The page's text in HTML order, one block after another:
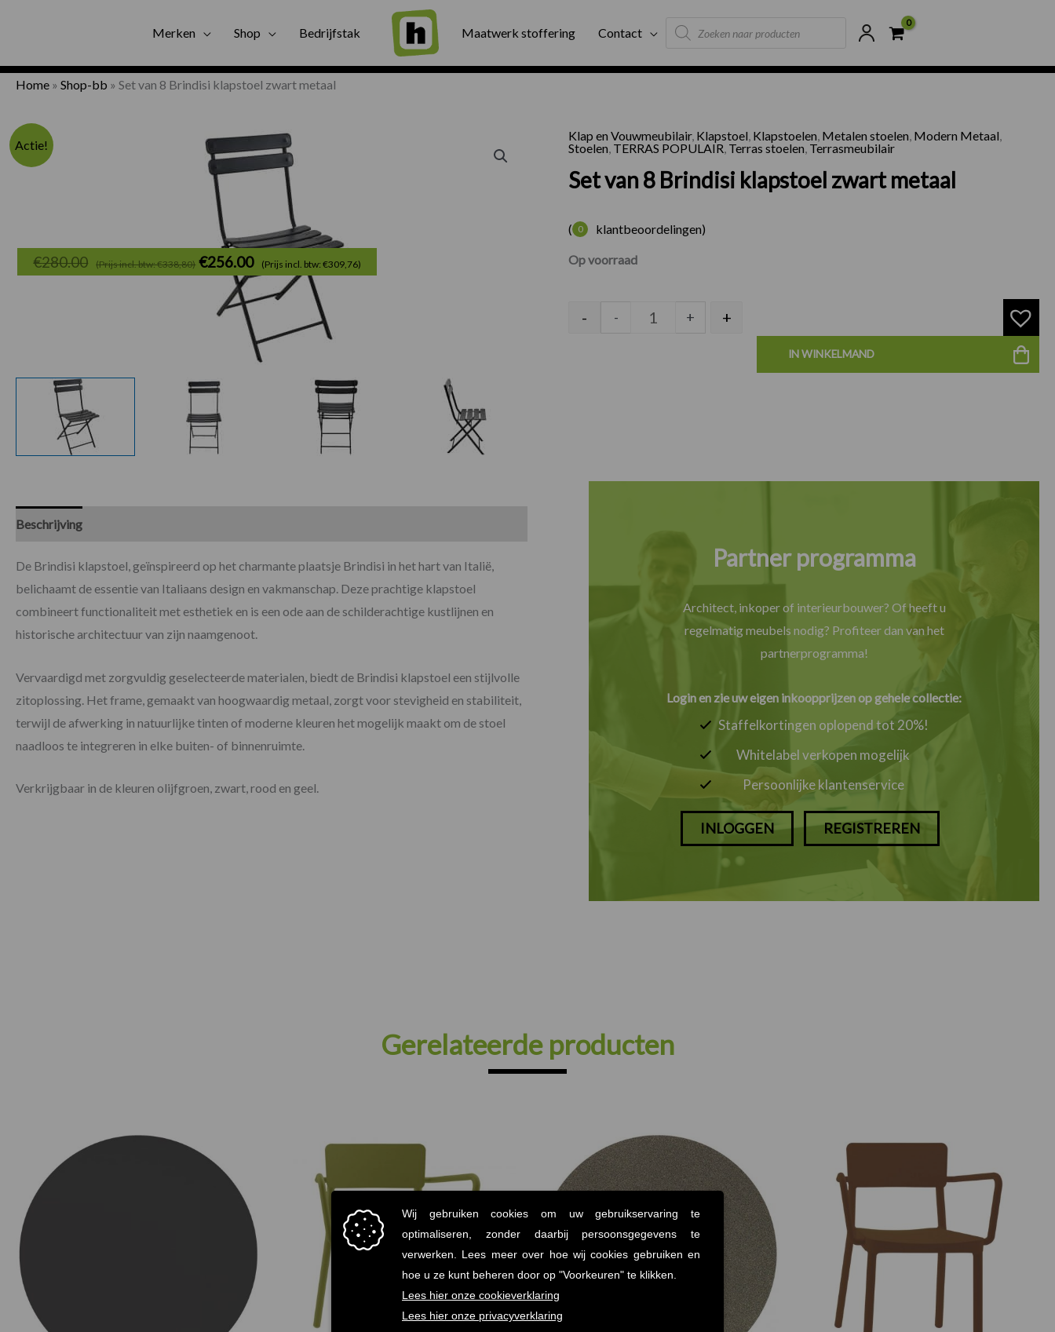
Merken Shop Bedrijfstak Maatwerk stoffering Contact
Products
search
Gratis bezorging Binnen twee werkdagen geleverd Externe voorraad Scherpste prijzen van NL
Home » Shop-bb » Set van 8 Brindisi klapstoel zwart metaal
Actie!
Klap en Vouwmeubilair, Klapstoel, Klapstoelen, Metalen stoelen, Modern Metaal,
Stoelen, TERRAS POPULAIR, Terras stoelen, Terrasmeubilair
Set van 8 Brindisi klapstoel zwart metaal
( 0 klantbeoordelingen)
€280.00 (Prijs incl. btw: €338,80) Oorspronkelijke
was:
€280.00.
€256.00 (Prijs incl. btw: €309,76) Op voorraad
Set van 8 Brindisi klapstoel zwart metaal aantal
- - + +
IN WINKELMAND
Beschrijving
De Brindisi klapstoel, geïnspireerd op het charmante plaatsje Brindisi in het hart van Italië,
belichaamt de essentie van Italiaans design en vakmanschap. Deze prachtige klapstoel
combineert functionaliteit met esthetiek en is een ode aan de schilderachtige kustlijnen en
historische architectuur van zijn naamgenoot.
Vervaardigd met zorgvuldig geselecteerde materialen, biedt de Brindisi klapstoel een stijlvolle
zitoplossing. Het frame, gemaakt van hoogwaardig metaal, zorgt voor stevigheid en stabiliteit,
terwijl de afwerking in natuurlijke tinten of moderne kleuren het mogelijk maakt om de stoel
naadloos te integreren in elke buiten- of binnenruimte.
Verkrijgbaar in de kleuren olijfgroen, zwart, rood en geel.
Partner programma
Architect, inkoper of interieurbouwer? Of heeft u
regelmatig meubels nodig? Profiteer dan van het
partnerprogramma!
Login en zie uw eigen inkoopprijzen op gehele collectie:
Staffelkortingen oplopend tot 20%!
Whitelabel verkopen mogelijk
Persoonlijke klantenservice
INLOGGEN REGISTREREN
Gerelateerde producten
€165.00
€165.00